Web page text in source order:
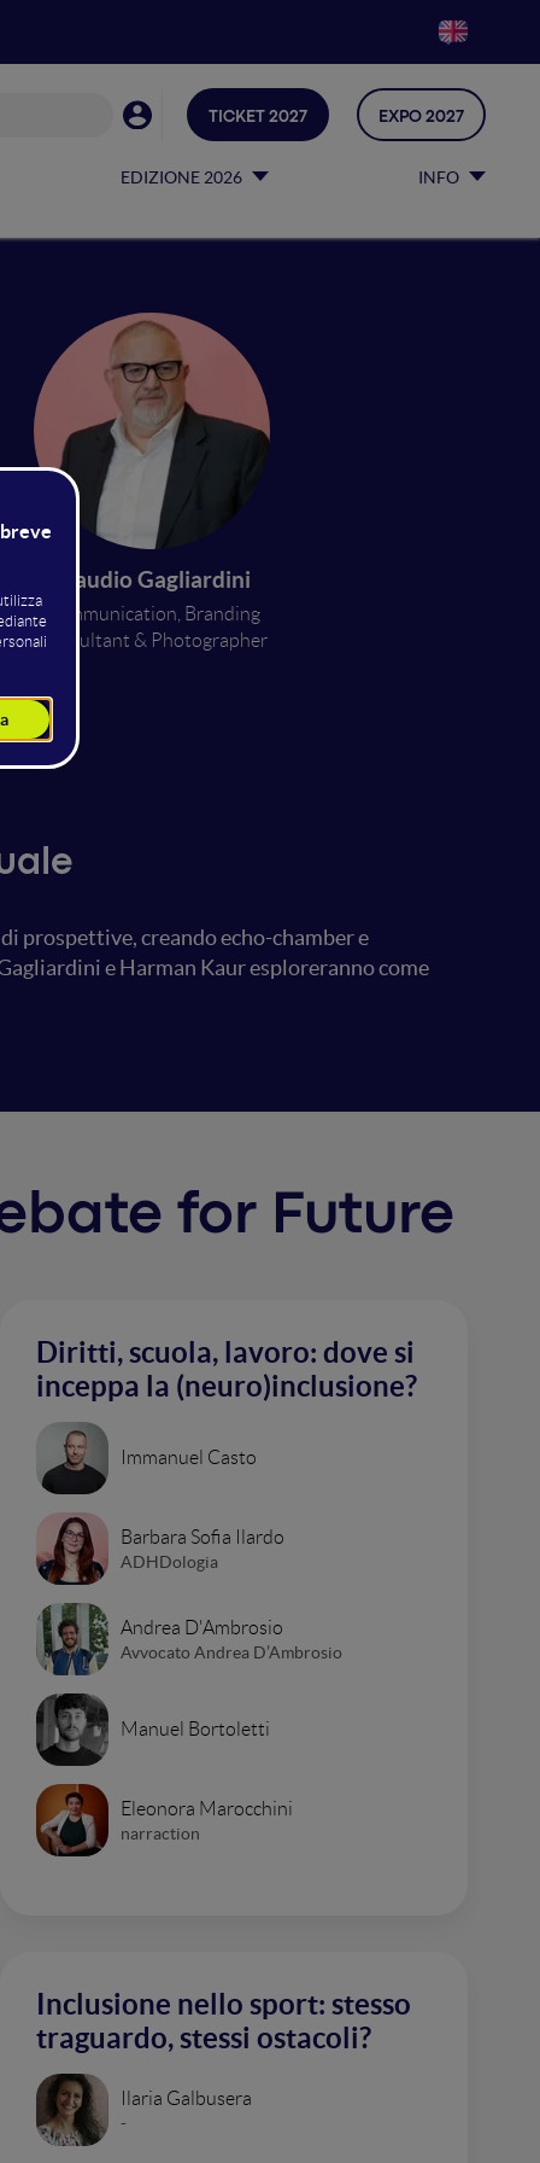
EDIZIONE 2026 INFO
TICKET 2027 EXPO 2027
Claudio Gagliardini
Communication, Branding
Consultant & Photographer
prospettive, creando echo-chamber e
e Harman Kaur esploreranno come
for Future
Diritti, scuola, lavoro: dove si
inceppa la (neuro)inclusione?
Immanuel Casto
Barbara Sofia Ilardo
ADHDologia
Andrea D'Ambrosio
Avvocato Andrea D’Ambrosio
Manuel Bortoletti
Eleonora Marocchini
narraction
Inclusione nello sport: stesso
traguardo, stessi ostacoli?
Ilaria Galbusera
-